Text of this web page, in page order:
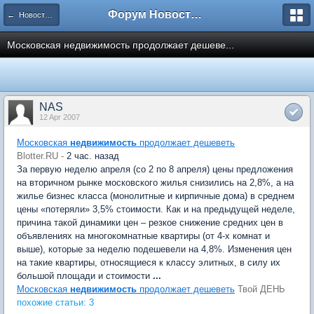
← Новости рынка недвижимости Форум Новостройки
Московская недвижимость продолжает дешеве...
NAS
12 Apr 2007
Московская недвижимость продолжает дешеветь
Blotter.RU - 2 час. назад
За первую неделю апреля (со 2 по 8 апреля) цены предложения
на вторичном рынке московского жилья снизились на 2,8%, а на
жилье бизнес класса (монолитные и кирпичные дома) в среднем
цены «потеряли» 3,5% стоимости. Как и на предыдущей неделе,
причина такой динамики цен – резкое снижение средних цен в
объявлениях на многокомнатные квартиры (от 4-х комнат и
выше), которые за неделю подешевели на 4,8%. Изменения цен
на такие квартиры, относящиеся к классу элитных, в силу их
большой площади и стоимости ...
Московская недвижимость продолжает дешеветь Твой ДЕНЬ
похожие статьи: 3